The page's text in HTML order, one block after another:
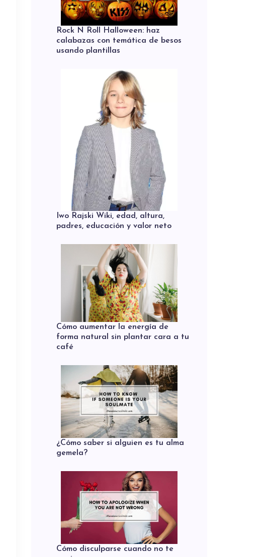
Rock N Roll Halloween: haz
calabazas con temática de besos
usando plantillas
Iwo Rajski Wiki, edad, altura,
padres, educación y valor neto
Cómo aumentar la energía de
forma natural sin plantar cara a tu
café
¿Cómo saber si alguien es tu alma
gemela?
Cómo disculparse cuando no te